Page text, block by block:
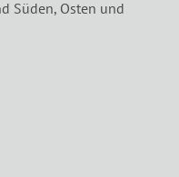
Süden, Osten und